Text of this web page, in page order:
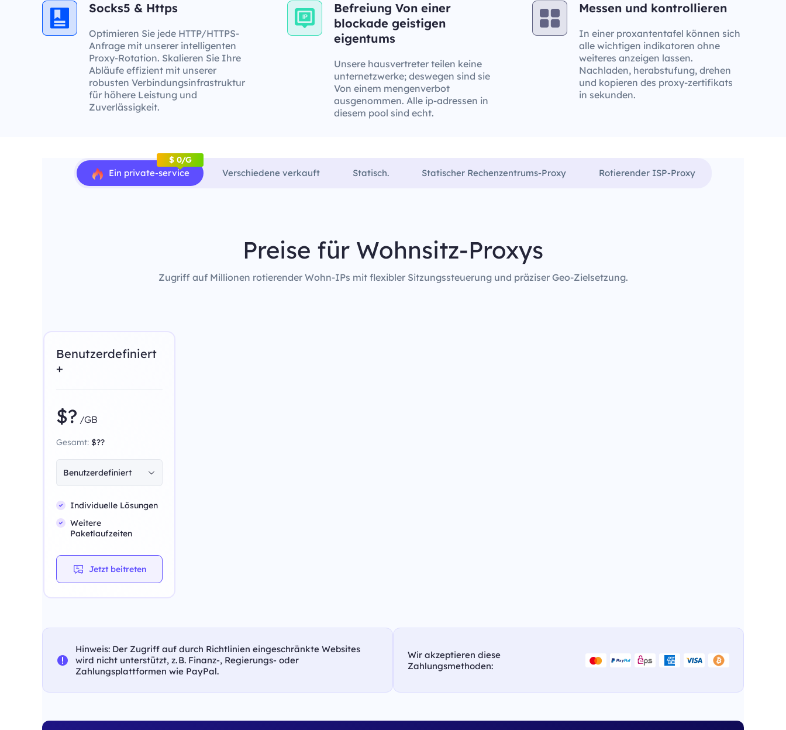
Socks5 & Https
Optimieren Sie jede HTTP/HTTPS-
Anfrage mit unserer intelligenten
Proxy-Rotation. Skalieren Sie Ihre
Abläufe effizient mit unserer
robusten Verbindungsinfrastruktur
für höhere Leistung und
Zuverlässigkeit.
Befreiung Von einer
blockade geistigen
eigentums
Unsere hausvertreter teilen keine
unternetzwerke; deswegen sind sie
Von einem mengenverbot
ausgenommen. Alle ip-adressen in
diesem pool sind echt.
Messen und kontrollieren
In einer proxantentafel können sich
alle wichtigen indikatoren ohne
weiteres anzeigen lassen.
Nachladen, herabstufung, drehen
und kopieren des proxy-zertifikats
in sekunden.
Ein private-service
$ 0/G
Verschiedene verkauft Statisch. Statischer Rechenzentrums-Proxy Rotierender ISP-Proxy
Preise für Wohnsitz-Proxys
Zugriff auf Millionen rotierender Wohn-IPs mit flexibler Sitzungssteuerung und präziser Geo-Zielsetzung.
Benutzerdefiniert
+
$? /GB
Gesamt: $??
Benutzerdefiniert
Individuelle Lösungen
Weitere
Paketlaufzeiten
Jetzt beitreten
Hinweis: Der Zugriff auf durch Richtlinien eingeschränkte Websites
wird nicht unterstützt, z. B. Finanz-, Regierungs- oder
Zahlungsplattformen wie PayPal.
Wir akzeptieren diese
Zahlungsmethoden: